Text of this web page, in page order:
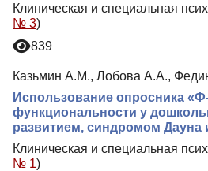
Клиническая и специальная
№ 3)
839
Казьмин А.М., Лобова А.А.,
Использование опросника
функциональности у
развитием, синдромом Дауна
Клиническая и специальная
№ 1)